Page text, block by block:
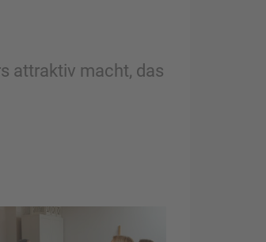
attraktiv macht, das